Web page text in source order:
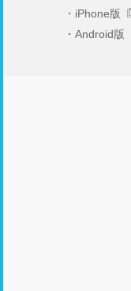
iPhone版
Android版